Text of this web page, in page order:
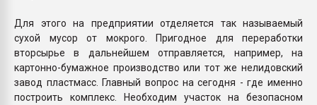
Для этого на предприятии отделяется так называемый
сухой мусор от мокрого. Пригодное для переработки
вторсырье в дальнейшем отправляется, например, на
картонно-бумажное производство или тот же нелидовский
завод пластмасс. Главный вопрос на сегодня - где именно
построить комплекс. Необходим участок на безопасном